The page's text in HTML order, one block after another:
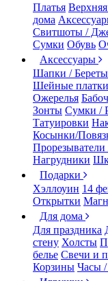
Платья
дома
Свитшоты /
Сумки Обувь
Аксессуары
Шапки /
Шейные платки
Ожерелья
Зонты Сумки /
Татуировки
Косынки/
Нагрудники
Подарки
Хэллоуин 14
Открытки
Для дома
Для праздника
стену Холсты
белье Свечи и
Корзины Часы